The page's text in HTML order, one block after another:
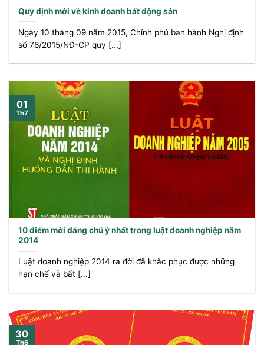
Quy định mới về kinh doanh bất động sản
Ngày 10 tháng 09 năm 2015, Chính phủ ban hành Nghị định
số 76/2015/NĐ-CP quy [...]
10 điểm mới đáng chú ý nhất trong luật doanh nghiệp năm
2014
Luật doanh nghiệp 2014 ra đời đã khắc phục được những
hạn chế và bất [...]
01
Th7
30
Th6